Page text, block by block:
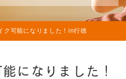
ク可能になりました！in行徳
になりました！